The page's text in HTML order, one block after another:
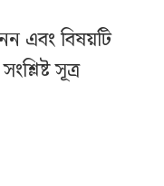
এবং বিষয়টি
সূত্র